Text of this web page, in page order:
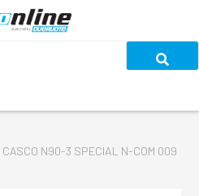
CASCO N90-3 SPECIAL N-COM 009